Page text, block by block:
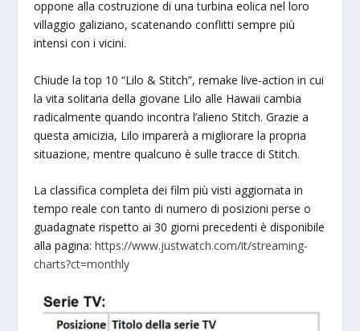
oppone alla costruzione di una turbina eolica nel loro
villaggio galiziano, scatenando conflitti sempre più
intensi con i vicini.
Chiude la top 10 “Lilo & Stitch”, remake live-action in cui
la vita solitaria della giovane Lilo alle Hawaii cambia
radicalmente quando incontra l’alieno Stitch. Grazie a
questa amicizia, Lilo imparerà a migliorare la propria
situazione, mentre qualcuno è sulle tracce di Stitch.
La classifica completa dei film più visti aggiornata in
tempo reale con tanto di numero di posizioni perse o
guadagnate rispetto ai 30 giorni precedenti è disponibile
alla pagina:https://www.justwatch.com/it/streaming-
charts?ct=monthly